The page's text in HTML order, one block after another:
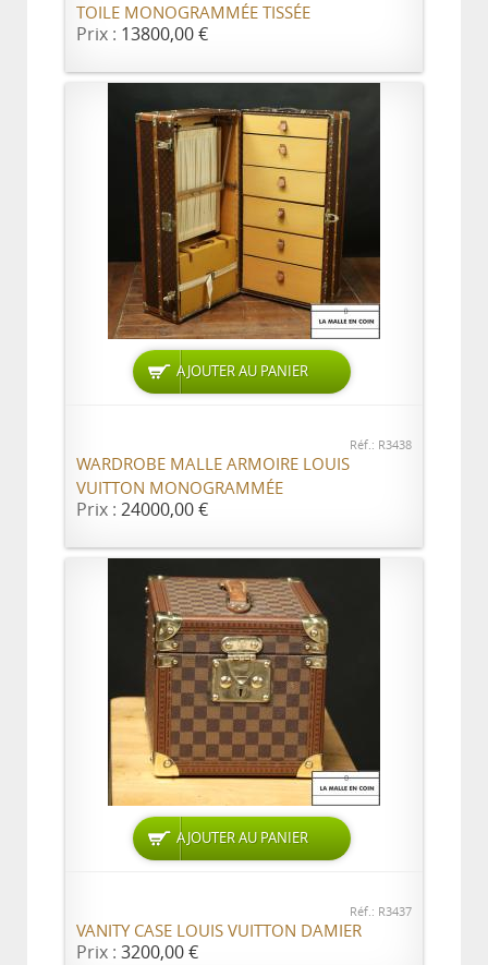
TOILE MONOGRAMMÉE TISSÉE
Prix : 13800,00 €
AJOUTER AU PANIER
Réf.: R3438
WARDROBE MALLE ARMOIRE LOUIS
VUITTON MONOGRAMMÉE
Prix : 24000,00 €
AJOUTER AU PANIER
Réf.: R3437
VANITY CASE LOUIS VUITTON DAMIER
Prix : 3200,00 €